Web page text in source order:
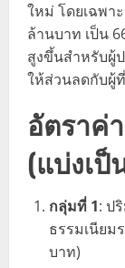
ใหม่ โดยเฉพา
ล้านบาท เป็น
สูงขึ้นสำหรับผู้
ให้ส่วนลดกับผู้
อัตราค่
(แบ่งเป็
กลุ่มที่ 1: ป
ธรรมเนียม
บาท)